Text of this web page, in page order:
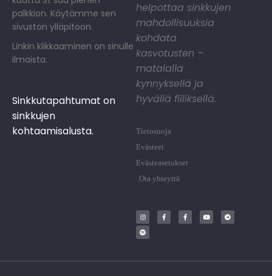
palkkion. Käytämme sen
sivuston ylläpitoon.
Linkin klikkaaminen on sinulle
ilmaista.
Sinkkutapahtumat on
sinkkujen
kohtaamisalusta.
helpottaa sinkkujen
mahdollisuuksia
kohdata
kasvotusten –
matalalla
kynnyksellä ja
hyvällä fiiliksellä.
Tietosuoja
Evästeet
Evästeasetukset
Ota yhteyttä